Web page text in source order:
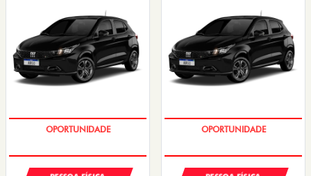
BÔNUS DE 6 MIL REAIS BÔNUS DE 6 MIL REAIS